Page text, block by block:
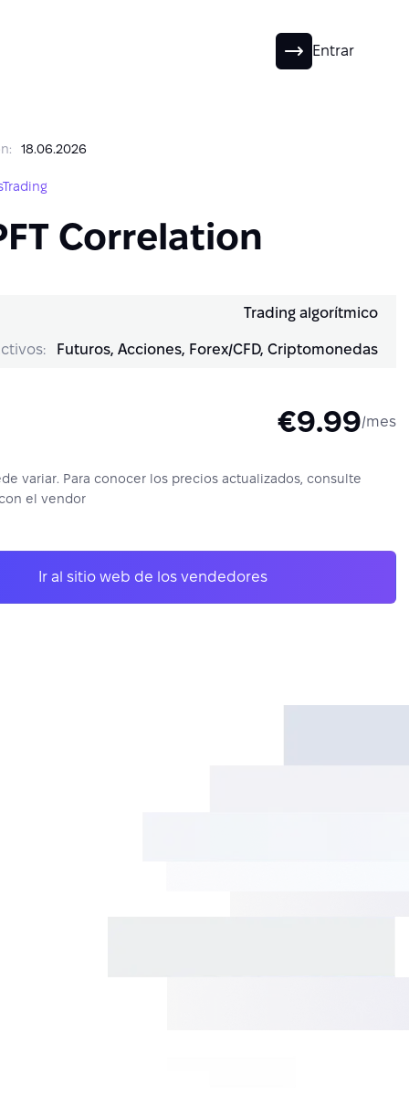
Entrar
18.06.2026
Correlation
Trading algorítmico
Futuros, Acciones, Forex/CFD, Criptomonedas
€9.99/mes
variar. Para conocer los precios actualizados, consulte
el vendor
Ir al sitio web de los vendedores